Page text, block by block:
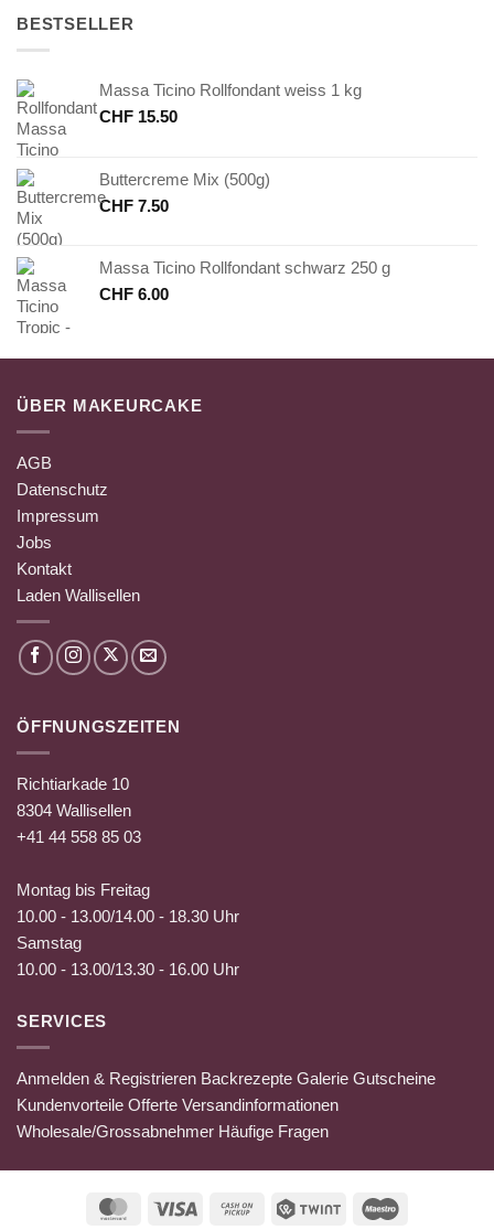
BESTSELLER
Massa Ticino Rollfondant weiss 1 kg
CHF 15.50
Buttercreme Mix (500g)
CHF 7.50
Massa Ticino Rollfondant schwarz 250 g
CHF 6.00
ÜBER MAKEURCAKE
AGB
Datenschutz
Impressum
Jobs
Kontakt
Laden Wallisellen
ÖFFNUNGSZEITEN
Richtiarkade 10
8304 Wallisellen
+41 44 558 85 03
Montag bis Freitag
10.00 - 13.00/14.00 - 18.30 Uhr
Samstag
10.00 - 13.00/13.30 - 16.00 Uhr
SERVICES
Anmelden & Registrieren Backrezepte Galerie Gutscheine
Kundenvorteile Offerte Versandinformationen
Wholesale/Grossabnehmer Häufige Fragen
MasterCardVisa
Cash
Twint